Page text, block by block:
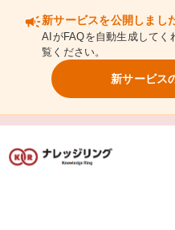
campaign新サービスを公開しまし
AIがFAQを自動生成してく
覧ください。
新サービス